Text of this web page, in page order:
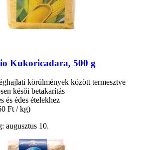
Kukoricadara, 500 g
körülmények között termesztve
késői betakarítás
és édes ételekhez
Ft / kg)
augusztus 10.